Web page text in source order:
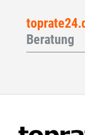
Beratung